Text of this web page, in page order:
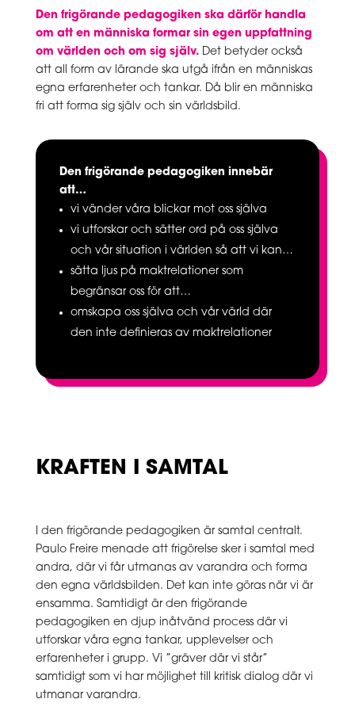
Den frigörande pedagogiken ska därför handla
om att en människa formar sin egen uppfattning
om världen och om sig själv.Det betyder också
att all form av lärande ska utgå ifrån en människas
egna erfarenheter och tankar. Då blir en människa
fri att forma sig själv och sin världsbild.
Den frigörande pedagogiken innebär
att…
vi vänder våra blickar mot oss själva
vi utforskar och sätter ord på oss själva
och vår situation i världen så att vi kan…
sätta ljus på maktrelationer som
begränsar oss för att…
omskapa oss själva och vår värld där
den inte definieras av maktrelationer
KRAFTEN I SAMTAL
I den frigörande pedagogiken är samtal centralt.
Paulo Freire menade att frigörelse sker i samtal med
andra, där vi får utmanas av varandra och forma
den egna världsbilden. Det kan inte göras när vi är
ensamma. Samtidigt är den frigörande
pedagogiken en djup inåtvänd process där vi
utforskar våra egna tankar, upplevelser och
erfarenheter i grupp. Vi ”gräver där vi står”
samtidigt som vi har möjlighet till kritisk dialog där vi
utmanar varandra.